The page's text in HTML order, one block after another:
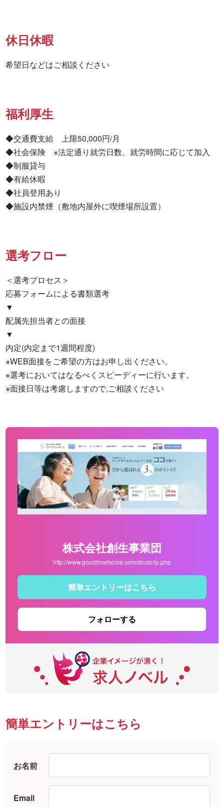
休日休暇
希望日などはご相談ください
福利厚生
◆交通費支給　上限50,000円/月
◆社会保険　※法定通り就労日数、就労時間に応じて加入
◆制服貸与
◆有給休暇
◆社員登用あり
◆施設内禁煙（敷地内屋外に喫煙場所設置）
選考フロー
＜選考プロセス＞
応募フォームによる書類選考
▼
配属先担当者との面接
▼
内定(内定まで1週間程度)
※WEB面接をご希望の方はお申し出ください。
※選考においてはなるべくスピーディーに行います。
※面接日等は考慮しますので,ご相談ください
株式会社創生事業団
http://www.goodtimehome.com/shuto/lp.php
簡単エントリーはこちら
フォローする
簡単エントリーはこちら
お名前
Email